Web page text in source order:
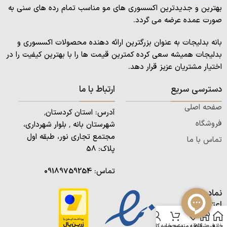
بهترین و جدیدترین اکسسوری های مو مناسب تمام رده های سنی به
صورت عمده عرضه می گردد.
بانه بدلیجات به عنوان بزرگترین ارائه دهنده محصولات اکسسوری و
بدلیجات همیشه سعی کرده کمترین قیمت ها را با بهترین کیفیت را در
اختیار مشتریان عزیز قرار دهد.
دسترسی سریع
صفحه اصلی
فروشگاه
تماس با ما
ارتباط با ما
آدرس: استان کردستان٬
شهرستان بانه ٬ بلوار شهرداری،
مجتمع تجاری نور، طبقه اول
پلاک: 58
تماس: 09189759254
نمادهای
اعتماد